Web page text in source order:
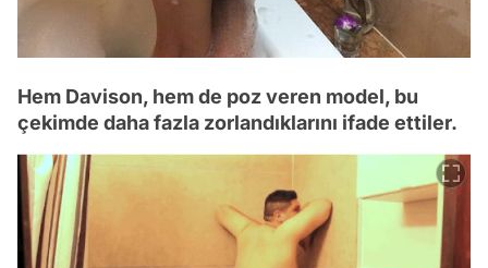
Hem Davison, hem de poz veren model, bu
çekimde daha fazla zorlandıklarını ifade ettiler.